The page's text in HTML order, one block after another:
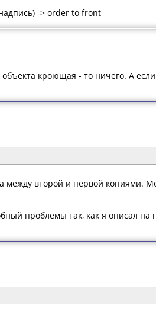
-> order to front
кроющая - то ничего. А
между второй и первой копиями.
проблемы так, как я описал на